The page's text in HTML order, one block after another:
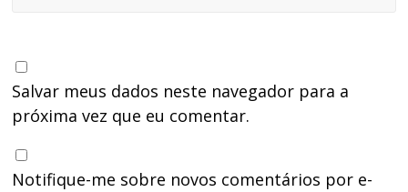
Salvar meus dados neste navegador para a
próxima vez que eu comentar.
Notifique-me sobre novos comentários por e-